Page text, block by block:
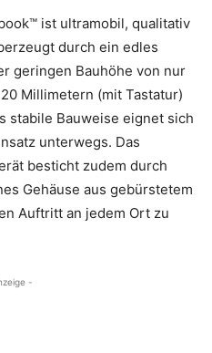
ist ultramobil, qualitativ
durch ein edles
geringen Bauhöhe von nur
Millimetern (mit Tastatur)
stabile Bauweise eignet sich
unterwegs. Das
besticht zudem durch
Gehäuse aus gebürstetem
Auftritt an jedem Ort zu
-